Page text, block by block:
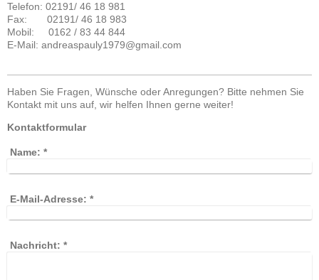
Telefon: 02191/ 46 18 981
Fax: 02191/ 46 18 983
Mobil: 0162 / 83 44 844
E-Mail: andreaspauly1979@gmail.com
Haben Sie Fragen, Wünsche oder Anregungen? Bitte nehmen Sie
Kontakt mit uns auf, wir helfen Ihnen gerne weiter!
Kontaktformular
Name: *
E-Mail-Adresse: *
Nachricht: *